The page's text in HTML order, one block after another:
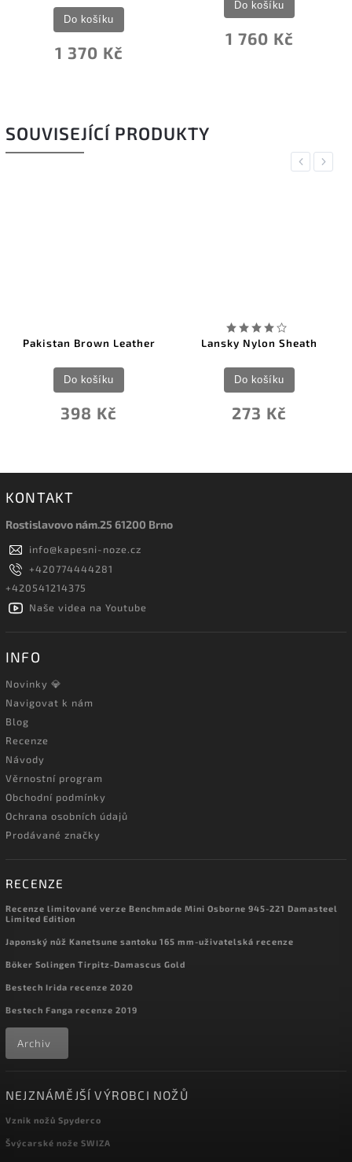
SOUVISEJÍCÍ PRODUKTY
Previous
Brown Leather
398 Kč
Lansky Nylon Sheath
273 Kč
Next
KONTAKT
Rostislavovo nám.25 61200 Brno
info@kapesni-noze.cz
+420774444281
+420541214375
Naše videa na Youtube
INFO
Novinky 💎
Navigovat k nám
Blog
Recenze
Návody
Věrnostní program
Obchodní podmínky
Ochrana osobních údajů
Prodávané značky
RECENZE
Recenze limitované verze Benchmade Mini Osborne 945-221 Damasteel
Limited Edition
Japonský nůž Kanetsune santoku 165 mm-uživatelská recenze
Böker Solingen Tirpitz-Damascus Gold
Bestech Irida recenze 2020
Bestech Fanga recenze 2019
Archiv
NEJZNÁMĚJŠÍ VÝROBCI NOŽŮ
Vznik nožů Spyderco
Švýcarské nože SWIZA